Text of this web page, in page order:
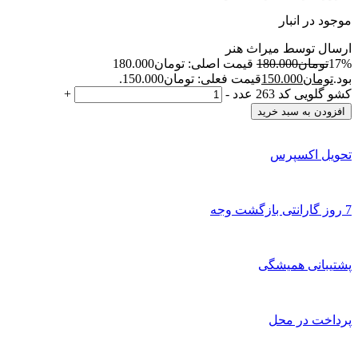
موجود در انبار
ارسال توسط میراث هنر
17%تومان180.000
قیمت اصلی: تومان180.000
بود.تومان150.000قیمت فعلی: تومان150.000.
کشو گلویی کد 263 عدد
-
+
افزودن به سبد خرید
تحویل اکسپرس
7 روز گارانتی بازگشت وجه
پشتیبانی همیشگی
پرداخت در محل